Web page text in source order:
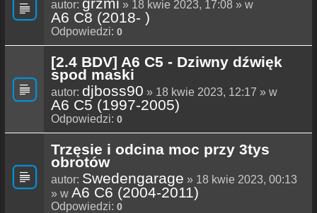
autor: » 18 kwie 2023, 17:08 » w
A6 C8 (2018- )
Odpowiedzi: 0
[2.4 BDV] A6 C5 - Dziwny dźwięk
spod maski
autor: djboss90 » 18 kwie 2023, 12:17 » w
A6 C5 (1997-2005)
Odpowiedzi: 0
Trzęsie i odcina moc przy 3tys
obrotów
autor: Swedengarage » 18 kwie 2023, 00:13
» w A6 C6 (2004-2011)
Odpowiedzi: 0